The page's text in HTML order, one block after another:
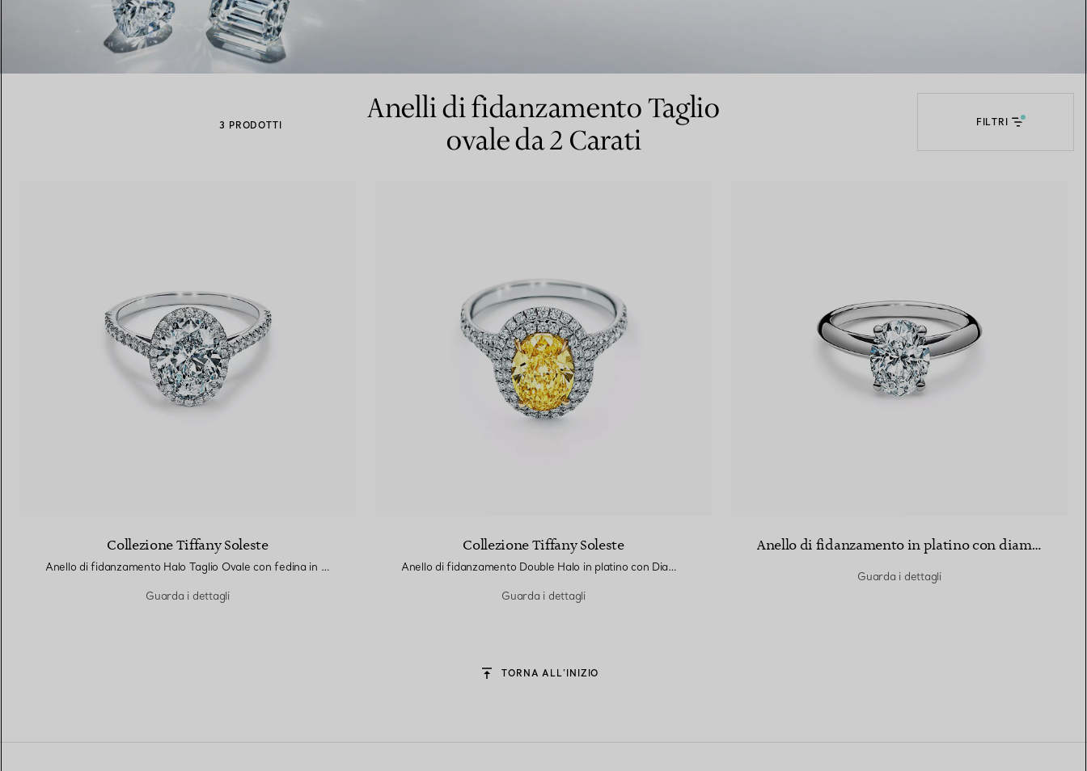
Fedi per Lei Fedi per Lui
con un esperto di diamanti Tiffany.
3 PRODOTTI
Anelli di fidanzamento Taglio
ovale da 2 Carati
FILTRI
Collezione Tiffany Soleste
Anello di fidanzamento Halo Taglio Ovale con fedina in platino con diamanti
Guarda i dettagli
Collezione Tiffany Soleste
Anello di fidanzamento Double Halo in platino con Diamante Giallo Taglio Ovale
Guarda i dettagli
Anello di fidanzamento in platino con diamante taglio ovale
Guarda i dettagli
TORNA ALL’INIZIO